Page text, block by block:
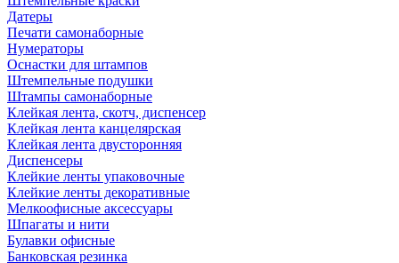
Датеры
Печати самонаборные
Нумераторы
Оснастки для штампов
Штемпельные подушки
Штампы самонаборные
Клейкая лента, скотч, диспенсер
Клейкая лента канцелярская
Клейкая лента двусторонняя
Диспенсеры
Клейкие ленты упаковочные
Клейкие ленты декоративные
Мелкоофисные аксессуары
Шпагаты и нити
Булавки офисные
Банковская резинка